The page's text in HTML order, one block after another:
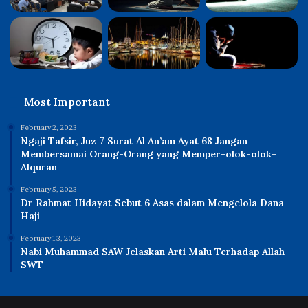
Most Important
February 2, 2023
Ngaji Tafsir, Juz 7 Surat Al An’am Ayat 68 Jangan
Membersamai Orang-Orang yang Memper-olok-olok-
Alquran
February 5, 2023
Dr Rahmat Hidayat Sebut 6 Asas dalam Mengelola Dana
Haji
February 13, 2023
Nabi Muhammad SAW Jelaskan Arti Malu Terhadap Allah
SWT